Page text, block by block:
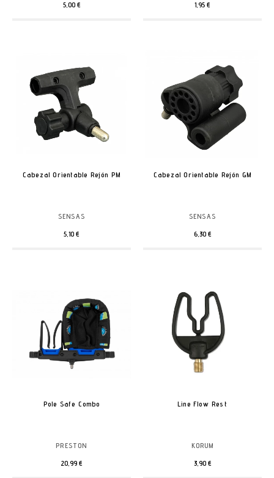
5,00 € 1,95 €
Cabezal Orientable Rejón PM
SENSAS
5,10 €
Cabezal Orientable Rejón GM
SENSAS
6,30 €
Pole Safe Combo
PRESTON
20,99 €
Line Flow Rest
KORUM
3,90 €